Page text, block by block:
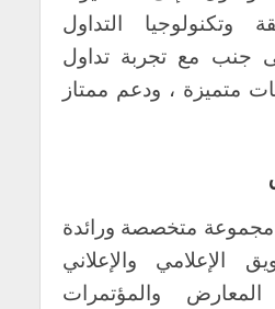
وتكنولوجيا التداول
جنب مع تجربة تداول
متميزة ، ودعم ممتاز
متخصصة ورائدة
الإعلامي والإعلاني
والمؤتمرات